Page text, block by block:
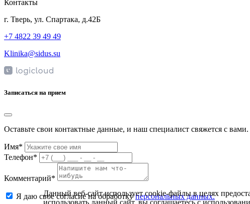
Контакты
г. Тверь, ул. Спартака, д.42Б
+7 4822 39 49 49
Klinika@sidus.su
Записаться на прием
Оставьте свои контактные данные, и наш специалист свяжется с вами.
Имя*
Телефон*
Комментарий*
Я даю свое согласие на обработкуперсональных данных.
Данный веб-сайт использует cookie-файлы в целях
использовать данный сайт, вы соглашаетесь с